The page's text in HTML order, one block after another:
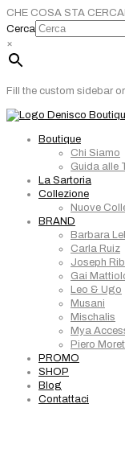
CHE COSA STA
Cerca
×
Fill the custom sidebar
Boutique
Chi Siamo
Guida alle
La Sartoria
Collezione
Nuove
BRAND
Barbara
Carla Ruiz
Joseph
Gai
Leo & Ugo
Musani
Mischalis
Mya
Piero
PROMO
SHOP
Blog
Contattaci